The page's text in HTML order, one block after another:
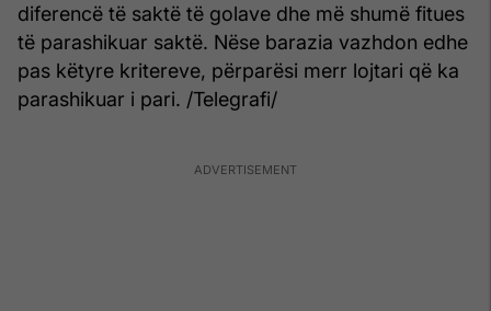
diferencë të saktë të golave dhe më shumë fitues
të parashikuar saktë. Nëse barazia vazhdon edhe
pas këtyre kritereve, përparësi merr lojtari që ka
parashikuar i pari. /Telegrafi/